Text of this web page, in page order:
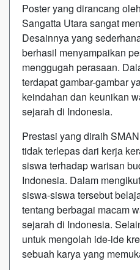
Poster yang dirancang
Sangatta Utara sangat
Desainnya yang
berhasil menyampaikan
menggugah perasaan.
terdapat gambar-gambar
keindahan dan keunikan
sejarah di Indonesia.
Prestasi yang diraih
tidak terlepas dari kerja
siswa terhadap warisan
Indonesia. Dalam
siswa-siswa tersebut
tentang berbagai macam
sejarah di Indonesia.
untuk mengolah ide-ide
sebuah karya yang